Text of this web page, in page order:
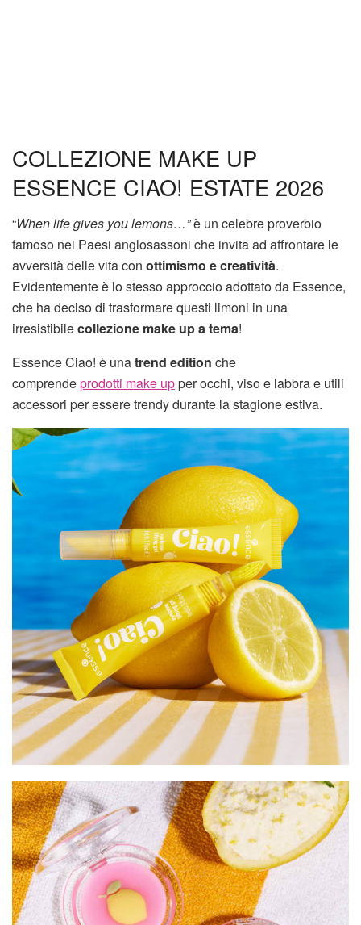
COLLEZIONE MAKE UP
ESSENCE CIAO! ESTATE 2026
“When life gives you lemons…”è un celebre proverbio
famoso nei Paesi anglosassoni che invita ad affrontare le
avversità delle vita con ottimismo e creatività.
Evidentemente è lo stesso approccio adottato da Essence,
che ha deciso di trasformare questi limoni in una
irresistibilecollezione make up a tema!
Essence Ciao! è unatrend edition che
comprendeprodotti make upper occhi, viso e labbra e utili
accessori per essere trendy durante la stagione estiva.